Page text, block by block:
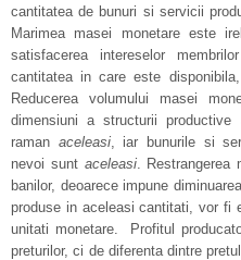
cantitatea de bunuri si servicii
Marimea masei monetare este
satisfacerea intereselor
cantitatea in care este
Reducerea volumului masei
dimensiuni a structurii
raman aceleasi, iar bunurile si
nevoi sunt aceleasi. Restrangerea
banilor, deoarece impune
produse in aceleasi cantitati, vor fi
unitati monetare. Profitul
preturilor, ci de diferenta dintre